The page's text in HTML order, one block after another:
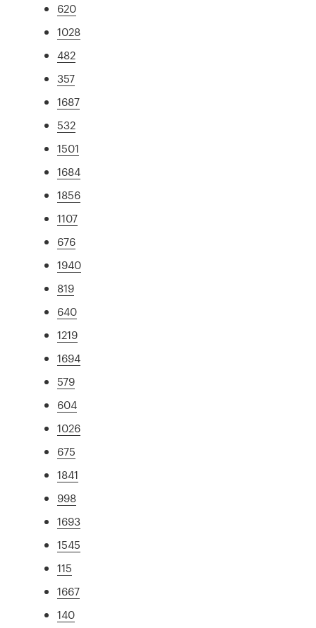
620
1028
482
357
1687
532
1501
1684
1856
1107
676
1940
819
640
1219
1694
579
604
1026
675
1841
998
1693
1545
115
1667
140